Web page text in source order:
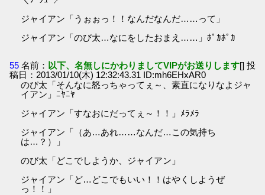
ジャイアン「うぉぉっ！！なんだなんだ……って」
ジャイアン「のび太…なにをしたおまえ……」ﾎﾟｶﾎﾟｶ
55 名前： 以下、名無しにかわりましてVIPがお送りします[] 投
稿日：2013/01/10(木) 12:32:43.31 ID:mh6EHxAR0
のび太「そんなに怒っちゃってぇ～、素直になりなよジャ
イアン」ﾆﾔﾆﾔ
ジャイアン「すなおにだってぇ～！！」ﾒﾗﾒﾗ
ジャイアン「（あ…あれ……なんだ…この気持ち
は…？）」
のび太「どこでしようか、ジャイアン」
ジャイアン「ど…どこでもいい！！はやくしようぜ
っ！！」